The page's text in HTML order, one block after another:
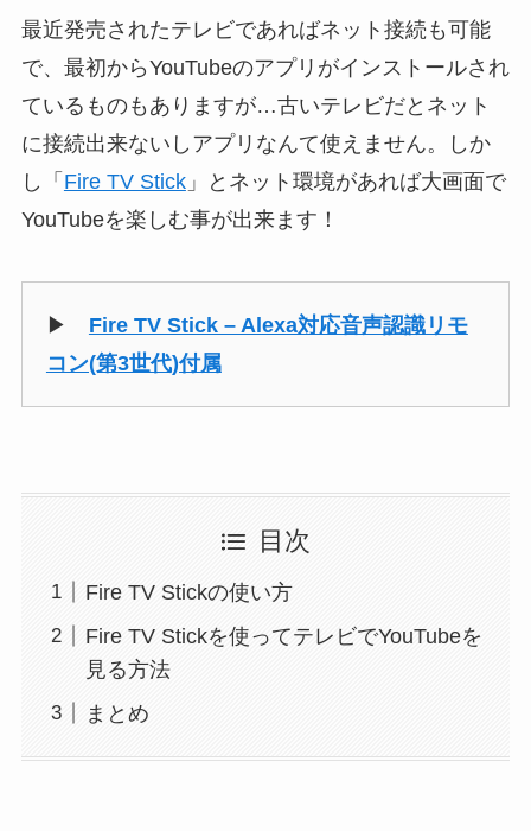
最近発売されたテレビであればネット接続も可能
で、最初からYouTubeのアプリがインストールされ
ているものもありますが…古いテレビだとネット
に接続出来ないしアプリなんて使えません。しか
し「 Fire TV Stick」とネット環境があれば大画面で
YouTubeを楽しむ事が出来ます！
▶ Fire TV Stick – Alexa対応音声認識リモ
コン(第3世代)付属
目次
Fire TV Stickの使い方
Fire TV Stickを使ってテレビでYouTubeを
見る方法
まとめ